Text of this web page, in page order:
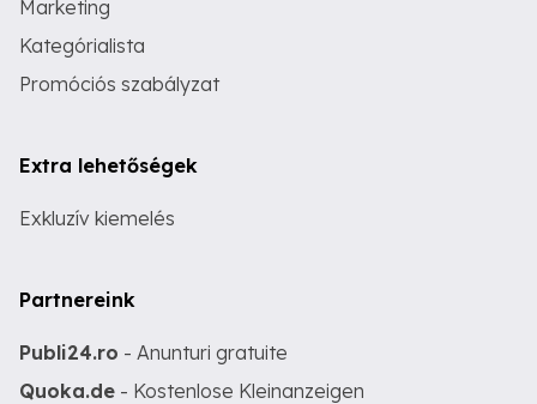
Marketing
Kategórialista
Promóciós szabályzat
Extra lehetőségek
Exkluzív kiemelés
Partnereink
Publi24.ro - Anunturi gratuite
Quoka.de - Kostenlose Kleinanzeigen